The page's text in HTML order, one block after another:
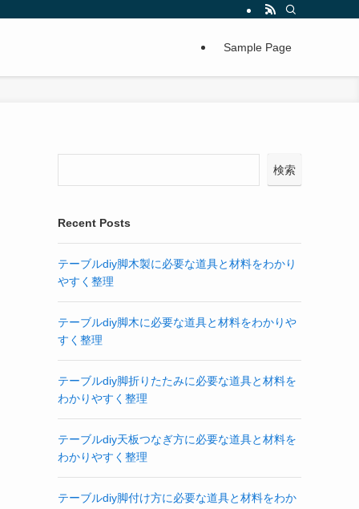
Sample Page
検索
Recent Posts
テーブルdiy脚木製に必要な道具と材料をわかり
やすく整理
テーブルdiy脚木に必要な道具と材料をわかりや
すく整理
テーブルdiy脚折りたたみに必要な道具と材料を
わかりやすく整理
テーブルdiy天板つなぎ方に必要な道具と材料を
わかりやすく整理
テーブルdiy脚付け方に必要な道具と材料をわか